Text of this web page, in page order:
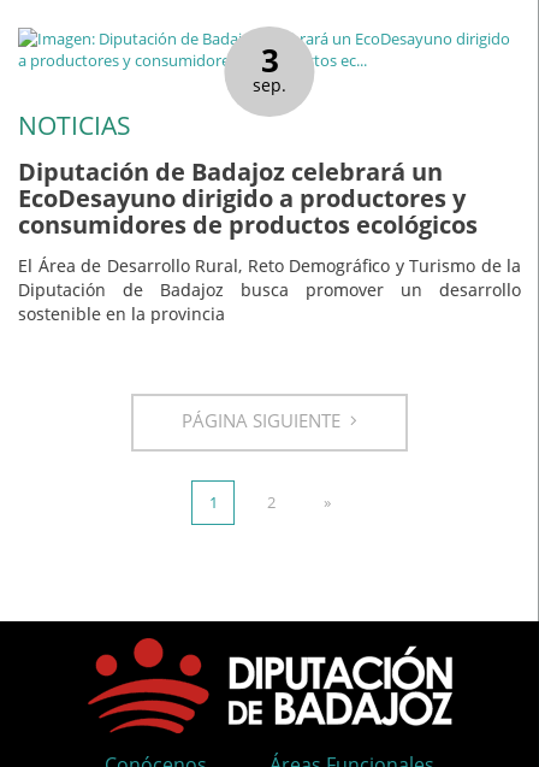
3
sep.
NOTICIAS
Diputación de Badajoz celebrará un
EcoDesayuno dirigido a productores y
consumidores de productos ecológicos
El Área de Desarrollo Rural, Reto Demográfico y Turismo de la
Diputación de Badajoz busca promover un desarrollo
sostenible en la provincia
PÁGINA SIGUIENTE
1 2 »